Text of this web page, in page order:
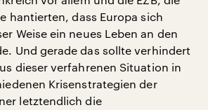
hantierten, dass Europa sich
Weise ein neues Leben an den
Und gerade das sollte verhindert
dieser verfahrenen Situation in
Krisenstrategien der
letztendlich die